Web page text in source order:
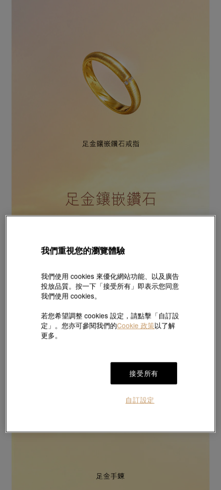
我們重視您的瀏覽體驗
我們使用 cookies 來優化網站功能、以及廣告
投放品質。按一下「接受所有」即表示您同意
我們使用 cookies。
若您希望調整 cookies 設定，請點擊「自訂設
定」。您亦可參閱我們的Cookie 政策以了解
更多。
接受所有
自訂設定